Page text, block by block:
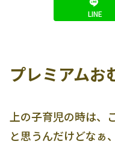
LINE
プレミアムお
上の子育児の時は、
と思うんだけどなぁ